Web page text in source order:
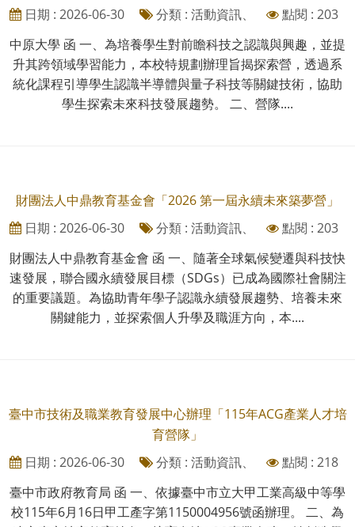
日期 : 2026-06-30
分類 : 活動資訊、
點閱 : 203
中原大學 函 一、為培養學生對前瞻科技之認識與興趣，並提
升其跨領域學習能力，本校特規劃辦理旨揭探索營，透過系
統化課程引導學生認識半導體與量子科技等關鍵技術，協助
學生探索未來科技發展趨勢。 二、營隊....
財團法人中鼎教育基金會「2026 第一屆永續未來築夢營」
日期 : 2026-06-30
分類 : 活動資訊、
點閱 : 203
財團法人中鼎教育基金會 函 一、隨著全球氣候變遷與科技快
速發展，聯合國永續發展目標（SDGs）已成為國際社會關注
的重要議題。為協助青年學子認識永續發展趨勢、培養未來
關鍵能力，並探索個人升學及職涯方向，本....
臺中市技術及職業教育發展中心辦理「115年ACG產業人才培
育營隊」
日期 : 2026-06-30
分類 : 活動資訊、
點閱 : 218
臺中市政府教育局 函 一、依據臺中市立大甲工業高級中等學
校115年6月16日甲工產字第1150004956號函辦理。 二、為